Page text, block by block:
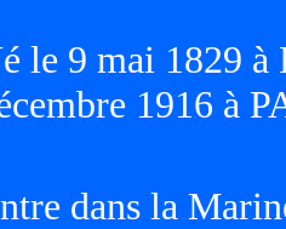
le 9 mai 1829 à
1916 à
dans la